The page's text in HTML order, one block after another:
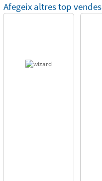
Afegeix altres top vendes